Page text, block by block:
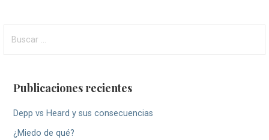
Publicaciones recientes
Depp vs Heard y sus consecuencias
¿Miedo de qué?